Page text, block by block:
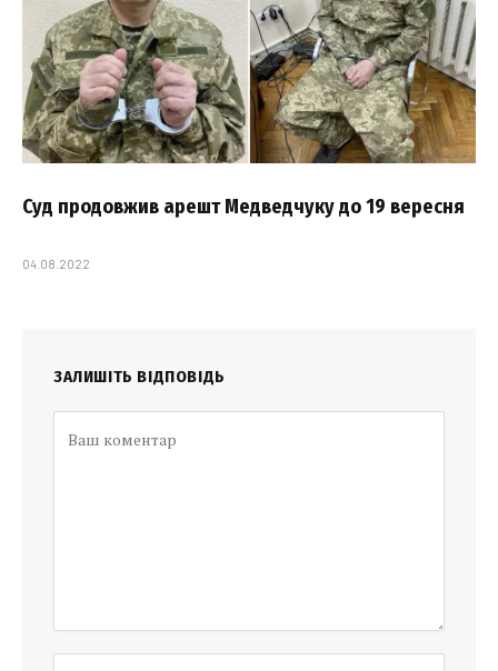
Суд продовжив арешт Медведчуку до 19 вересня
04.08.2022
ЗАЛИШІТЬ ВІДПОВІДЬ